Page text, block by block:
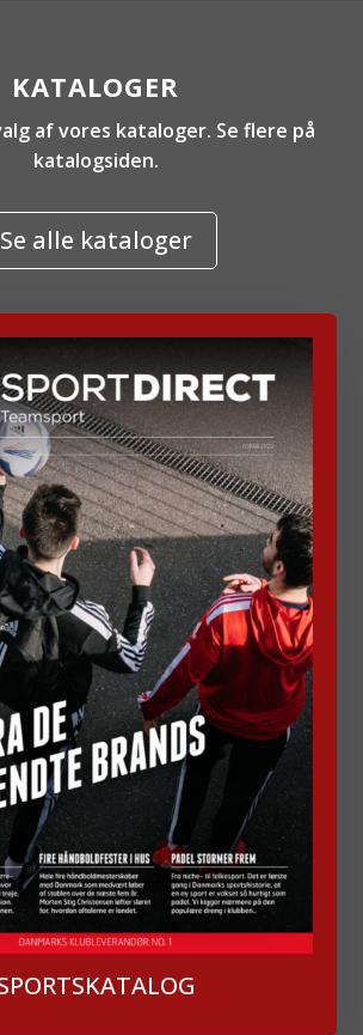
KATALOGER
af vores kataloger. Se flere på
katalogsiden.
Se alle kataloger